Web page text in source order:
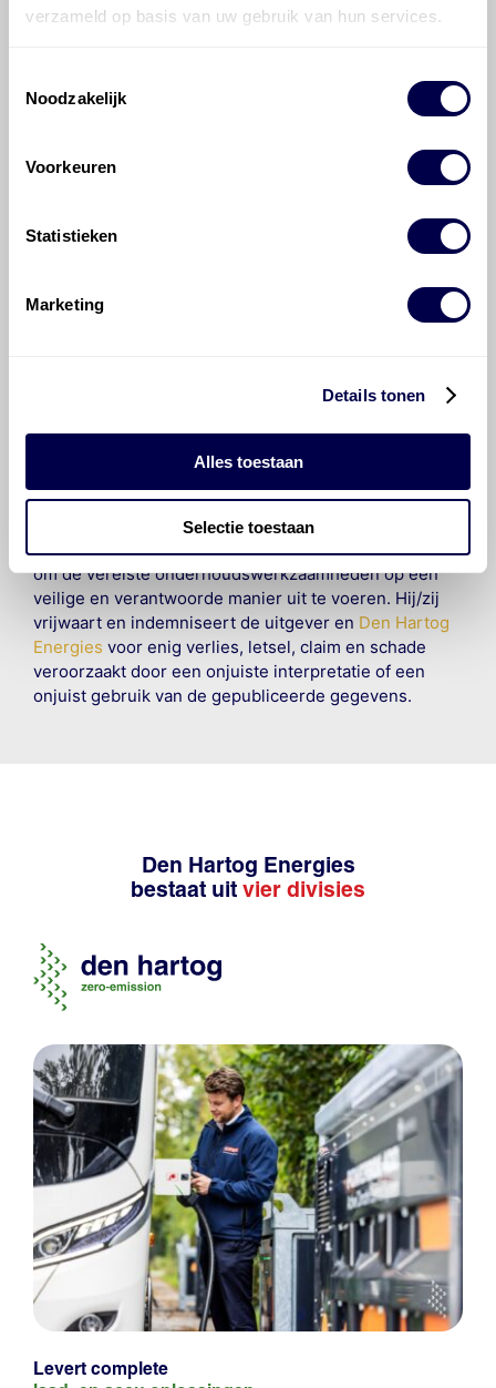
verzameld op basis van uw gebruik van hun services.
Noodzakelijk
Voorkeuren
Statistieken
Marketing
Details tonen
Alles toestaan
Selectie toestaan
Voor welke onderdelen van de Citroën
©Olyslager
informatie mag noch geheel noch gedeeltelijk worden
andere manieren worden overgedragen zonder
voorafgaande schriftelijke toestemming van Olyslager
en compleet mogelijk zijn, wordt geen
wettelijke verplichting bestaat, voor schade of verlies
informatie. Door deze olieaanbevelingsinformatie te
raadplegen en te gebruiken erkent de gebruiker dat
hij/zij de ervaring, de kennis en het vermogen heeft
om de vereiste onderhoudswerkzaamheden op een
veilige en verantwoorde manier uit te voeren. Hij/zij
vrijwaart en indemniseert de uitgever en Den Hartog
Energies voor enig verlies, letsel, claim en schade
veroorzaakt door een onjuiste interpretatie of een
onjuist gebruik van de gepubliceerde gegevens.
Den Hartog Energies
bestaat uit vier divisies
Levert complete